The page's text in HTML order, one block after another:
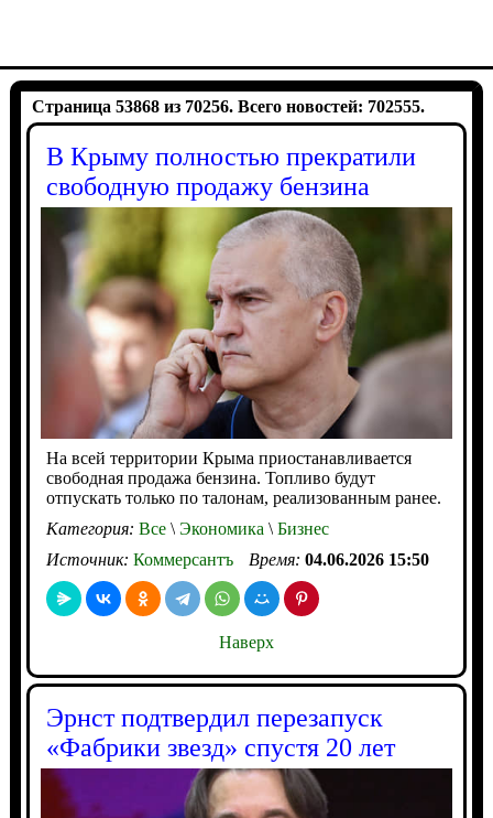
Страница 53868 из 70256. Всего новостей: 702555.
В Крыму полностью прекратили
свободную продажу бензина
На всей территории Крыма приостанавливается
свободная продажа бензина. Топливо будут
отпускать только по талонам, реализованным ранее.
Категория: Все\Экономика \Бизнес
Источник: Коммерсантъ Время: 04.06.2026 15:50
Наверх
Эрнст подтвердил перезапуск
«Фабрики звезд» спустя 20 лет